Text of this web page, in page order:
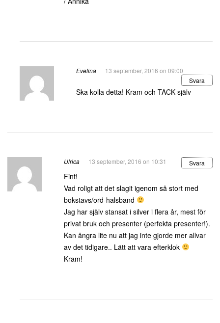
Evelina
13 september, 2016 on 09:00
Svara
Ska kolla detta! Kram och TACK själv
Ulrica 13 september, 2016 on 10:31 Svara
Fint!
Vad roligt att det slagit igenom så stort med
bokstavs/ord-halsband
Jag har själv stansat i silver i flera år, mest för
privat bruk och presenter (perfekta presenter!).
Kan ångra lite nu att jag inte gjorde mer allvar
av det tidigare.. Lätt att vara efterklok
Kram!